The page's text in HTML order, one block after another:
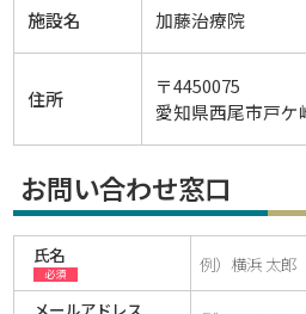
施設名 加藤治療院
住所
〒4450075
愛知県西尾市戸ケ
お問い合わせ窓口
氏名
必須